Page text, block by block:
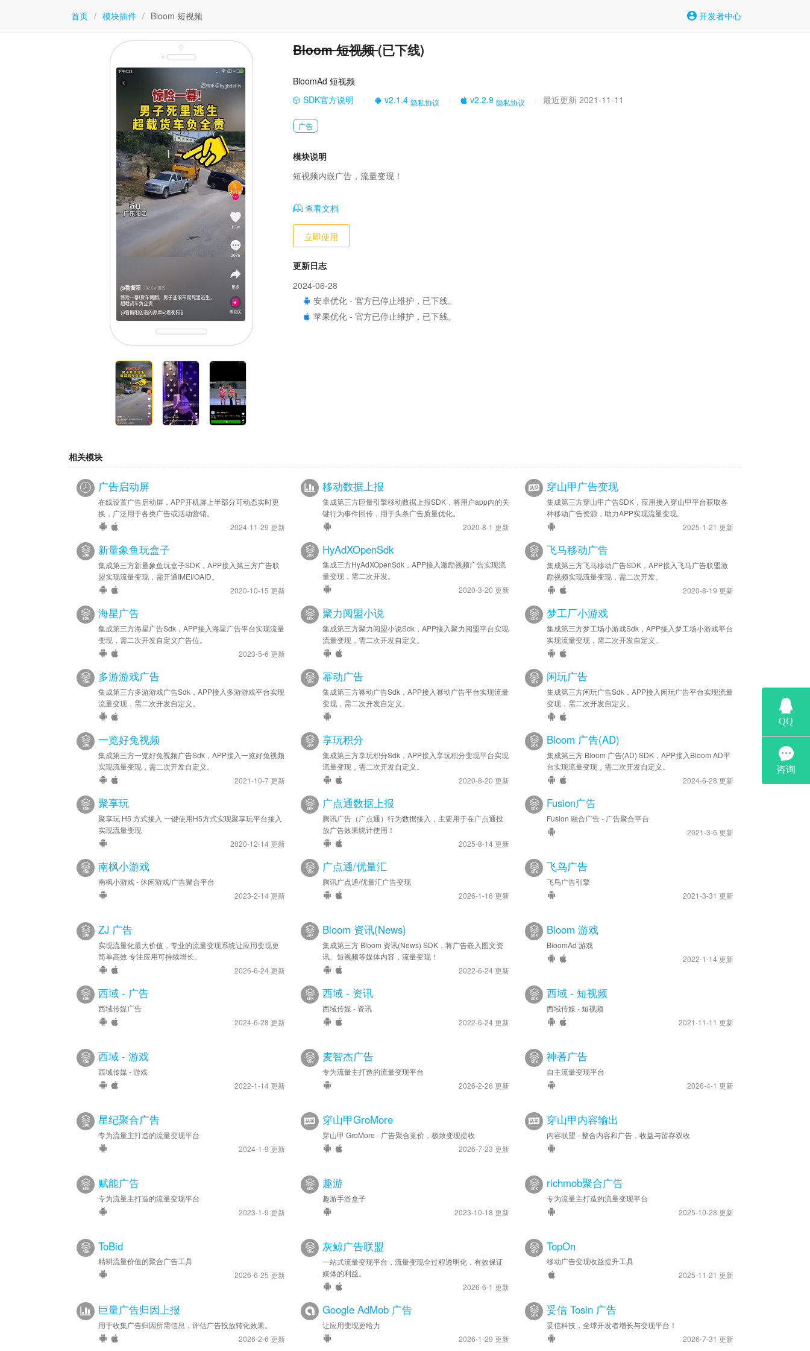
首页 / 模块插件 / Bloom 短视频 开发者中心
Bloom 短视频(已下线)
BloomAd 短视频
SDK官方说明
v2.1.4 隐私协议 v2.2.9 隐私协议 最近更新 2021-11-11
广告
模块说明
短视频内嵌广告，流量变现！
查看文档
立即使用
更新日志
2024-06-28
安卓优化 - 官方已停止维护，已下线。
苹果优化 - 官方已停止维护，已下线。
相关模块
广告启动屏
在线设置广告启动屏，APP开机屏上半部分可动态实时更
换，广泛用于各类广告或活动营销。
2024-11-29 更新
移动数据上报
集成第三方巨量引擎移动数据上报SDK，将用户app内的关
键行为事件回传，用于头条广告质量优化。
2020-8-1 更新
穿山甲广告变现
集成第三方穿山甲广告SDK，应用接入穿山甲平台获取各
种移动广告资源，助力APP实现流量变现。
2025-1-21 更新
新量象鱼玩盒子
集成第三方新量象鱼玩盒子SDK，APP接入第三方广告联
盟实现流量变现，需开通IMEI/OAID。
2020-10-15 更新
HyAdXOpenSdk
集成三方HyAdXOpenSdk，APP接入激励视频广告实现流
量变现，需二次开发。
2020-3-20 更新
飞马移动广告
集成第三方飞马移动广告SDK，APP接入飞马广告联盟激
励视频实现流量变现，需二次开发。
2020-8-19 更新
海星广告
集成第三方海星广告Sdk，APP接入海星广告平台实现流量
变现，需二次开发自定义广告位。
2023-5-6 更新
聚力阅盟小说
集成第三方聚力阅盟小说Sdk，APP接入聚力阅盟平台实现
流量变现，需二次开发自定义。
梦工厂小游戏
集成第三方梦工场小游戏Sdk，APP接入梦工场小游戏平台
实现流量变现，需二次开发自定义。
多游游戏广告
集成第三方多游游戏广告Sdk，APP接入多游游戏平台实现
流量变现，需二次开发自定义。
幂动广告
集成第三方幂动广告Sdk，APP接入幂动广告平台实现流量
变现，需二次开发自定义。
闲玩广告
集成第三方闲玩广告Sdk，APP接入闲玩广告平台实现流量
变现，需二次开发自定义。
一览好兔视频
集成第三方一览好兔视频广告Sdk，APP接入一览好兔视频
实现流量变现，需二次开发自定义。
2021-10-7 更新
享玩积分
集成第三方享玩积分Sdk，APP接入享玩积分变现平台实现
流量变现，需二次开发自定义。
2020-8-20 更新
Bloom 广告(AD)
集成第三方 Bloom 广告(AD) SDK，APP接入Bloom AD平
台实现流量变现，需二次开发自定义。
2024-6-28 更新
聚享玩
聚享玩 H5 方式接入 一键使用H5方式实现聚享玩平台接入
实现流量变现
2020-12-14 更新
广点通数据上报
腾讯广告（广点通）行为数据接入，主要用于在广点通投
放广告效果统计使用！
2025-8-14 更新
Fusion广告
Fusion 融合广告 - 广告聚合平台
2021-3-6 更新
南枫小游戏
南枫小游戏 - 休闲游戏/广告聚合平台
2023-2-14 更新
广点通/优量汇
腾讯广点通/优量汇广告变现
2026-1-16 更新
飞鸟广告
飞鸟广告引擎
2021-3-31 更新
ZJ 广告
实现流量化最大价值，专业的流量变现系统让应用变现更
简单高效 专注应用可持续增长。
2026-6-24 更新
Bloom 资讯(News)
集成第三方 Bloom 资讯(News) SDK，将广告嵌入图文资
讯、短视频等媒体内容，流量变现！
2022-6-24 更新
Bloom 游戏
BloomAd 游戏
2022-1-14 更新
西域 - 广告
西域传媒广告
2024-6-28 更新
西域 - 资讯
西域传媒 - 资讯
2022-6-24 更新
西域 - 短视频
西域传媒 - 短视频
2021-11-11 更新
西域 - 游戏
西域传媒 - 游戏
2022-1-14 更新
麦智杰广告
专为流量主打造的流量变现平台
2026-2-26 更新
神蓍广告
自主流量变现平台
2026-4-1 更新
星纪聚合广告
专为流量主打造的流量变现平台
2024-1-9 更新
穿山甲GroMore
穿山甲 GroMore - 广告聚合竞价，极致变现提收
2026-7-23 更新
穿山甲内容输出
内容联盟 - 整合内容和广告，收益与留存双收
赋能广告
专为流量主打造的流量变现平台
2023-1-9 更新
趣游
趣游手游盒子
2023-10-18 更新
richmob聚合广告
专为流量主打造的流量变现平台
2025-10-28 更新
ToBid
精耕流量价值的聚合广告工具
2026-6-25 更新
灰鲸广告联盟
一站式流量变现平台，流量变现全过程透明化，有效保证
媒体的利益。
2026-6-1 更新
TopOn
移动广告变现收益提升工具
2025-11-21 更新
巨量广告归因上报
用于收集广告归因所需信息，评估广告投放转化效果。
2026-2-6 更新
Google AdMob 广告
让应用变现更给力
2026-1-29 更新
妥信 Tosin 广告
妥信科技，全球开发者增长与变现平台！
2026-7-31 更新